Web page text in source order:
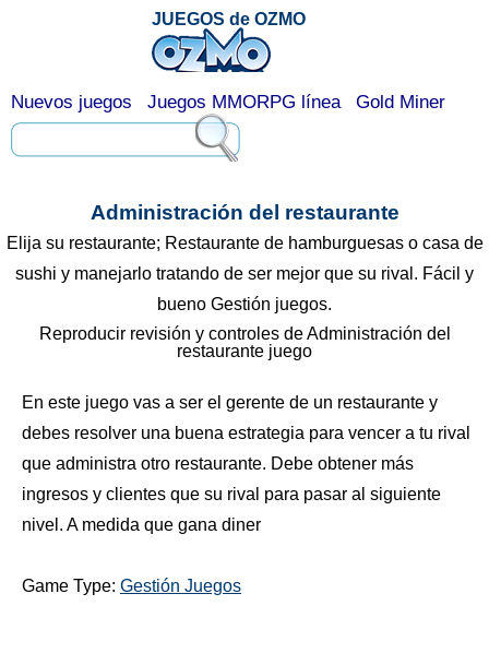
Administración del restaurante
Elija su restaurante; Restaurante de hamburguesas o casa de
sushi y manejarlo tratando de ser mejor que su rival. Fácil y
bueno Gestión juegos.
Reproducir revisión y controles de Administración del
restaurante juego
En este juego vas a ser el gerente de un restaurante y
debes resolver una buena estrategia para vencer a tu rival
que administra otro restaurante. Debe obtener más
ingresos y clientes que su rival para pasar al siguiente
nivel. A medida que gana diner
Game Type: Gestión Juegos
JUEGOS de OZMO
Nuevos juegos Juegos MMORPG línea Gold Miner